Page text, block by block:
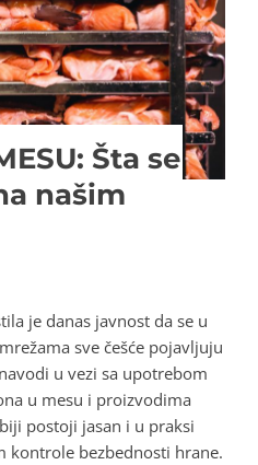
Šta se
našim
je danas javnost da se u
sve češće pojavljuju
u vezi sa upotrebom
u mesu i proizvodima
postoji jasan i u praksi
kontrole bezbednosti hrane.